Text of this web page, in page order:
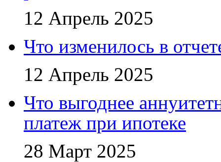
12 Апрель 2025
Что изменилось в
12 Апрель 2025
Что выгоднее
платеж при ипотеке
28 Март 2025